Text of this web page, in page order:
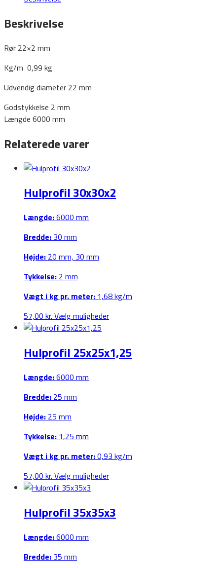
Beskrivelse
Rør 22×2 mm
Kg/m 0,99 kg
Udvendig diameter 22 mm
Godstykkelse 2 mm
Længde 6000 mm
Relaterede varer
Hulprofil 30x30x2
Længde:6000 mm
Bredde: 30 mm
Højde: 20 mm, 30 mm
Tykkelse: 2 mm
Vægt i kg pr. meter: 1,68 kg/m
57,00 kr. Vælg mulighederDette
flere
varianter.
Hulprofil 25x25x1,25
Længde:6000 mm
Bredde: 25 mm
Højde: 25 mm
Tykkelse: 1,25 mm
Vægt i kg pr. meter:0,93 kg/m
57,00 kr. Vælg mulighederDette
flere
varianter.
Hulprofil 35x35x3
Længde:6000 mm
Bredde: 35 mm